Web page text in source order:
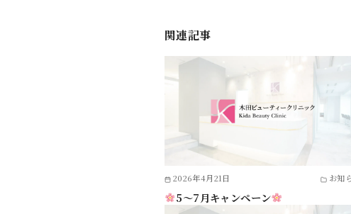
関連記事
2026年4月21日 お知
5〜7月キャンペーン